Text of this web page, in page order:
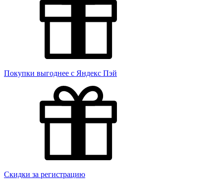
Покупки выгоднее с Яндекс Пэй
Скидки за регистрацию